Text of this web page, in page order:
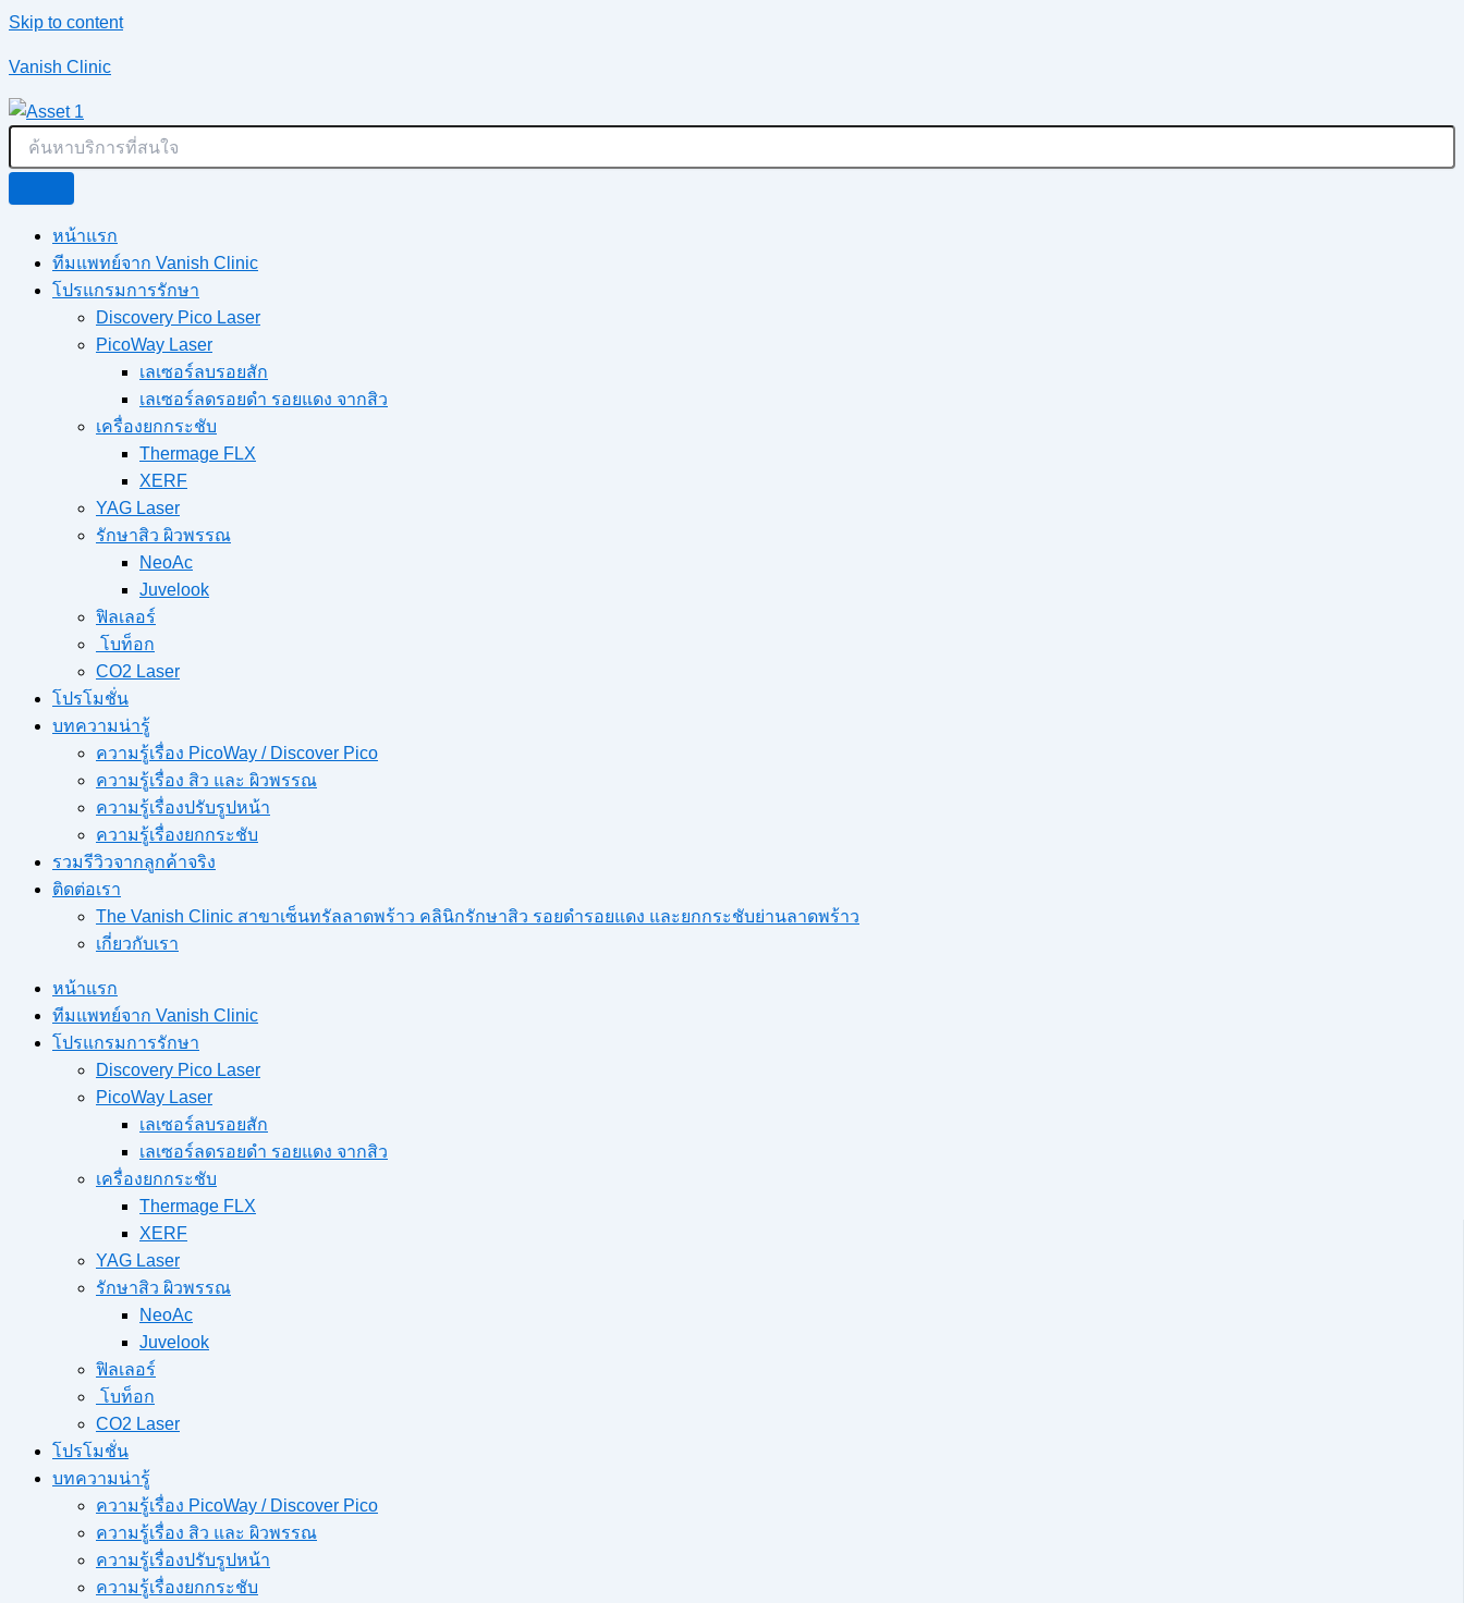
Skip to content
Vanish Clinic
หน้าแรก
ทีมแพทย์จาก Vanish Clinic
โปรแกรมการรักษา
Discovery Pico Laser
PicoWay Laser
เลเซอร์ลบรอยสัก
เลเซอร์ลดรอยดำ รอยแดง จากสิว
เครื่องยกกระชับ
Thermage FLX
XERF
YAG Laser
รักษาสิว ผิวพรรณ
NeoAc
Juvelook
ฟิลเลอร์
โบท็อก
CO2 Laser
โปรโมชั่น
บทความน่ารู้
ความรู้เรื่อง PicoWay / Discover Pico
ความรู้เรื่อง สิว และ ผิวพรรณ
ความรู้เรื่องปรับรูปหน้า
ความรู้เรื่องยกกระชับ
รวมรีวิวจากลูกค้าจริง
ติดต่อเรา
The Vanish Clinic สาขาเซ็นทรัลลาดพร้าว คลินิกรักษาสิว รอยดำรอยแดง และยกกระชับย่านลาดพร้าว
เกี่ยวกับเรา
หน้าแรก
ทีมแพทย์จาก Vanish Clinic
โปรแกรมการรักษา
Discovery Pico Laser
PicoWay Laser
เลเซอร์ลบรอยสัก
เลเซอร์ลดรอยดำ รอยแดง จากสิว
เครื่องยกกระชับ
Thermage FLX
XERF
YAG Laser
รักษาสิว ผิวพรรณ
NeoAc
Juvelook
ฟิลเลอร์
โบท็อก
CO2 Laser
โปรโมชั่น
บทความน่ารู้
ความรู้เรื่อง PicoWay / Discover Pico
ความรู้เรื่อง สิว และ ผิวพรรณ
ความรู้เรื่องปรับรูปหน้า
ความรู้เรื่องยกกระชับ